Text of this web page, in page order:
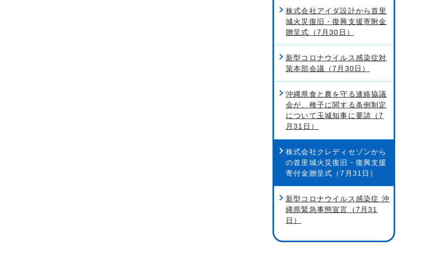
株式会社アイダ設計から首里
城火災復旧・復興支援寄附金
贈呈式（7月30日）
新型コロナウイルス感染症対
策本部会議（7月30日）
沖縄県食と農を守る連絡協議
会が、種子に関する条例制定
について玉城知事に要請（7
月31日）
株式会社クレディセゾンから
の首里城火災復旧・復興支援
寄付金贈呈式（7月31日）
新型コロナウイルス感染症 沖
縄県緊急事態宣言（7月31
日）